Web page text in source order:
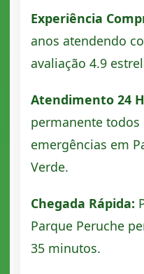
Experiência
anos atendendo
avaliação 4.9
Atendimento 24
permanente todos
emergências em
Verde.
Chegada Rápida:
Parque Peruche
35 minutos.